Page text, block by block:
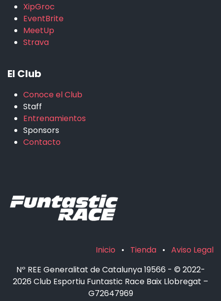
XipGroc
EventBrite
MeetUp
Strava
El Club
Conoce el Club
Staff
Entrenamientos
Sponsors
Contacto
Inicio • Tienda • Aviso Legal
Nº REE Generalitat de Catalunya 19566 - © 2022-
2026 Club Esportiu Funtastic Race Baix Llobregat –
G72647969